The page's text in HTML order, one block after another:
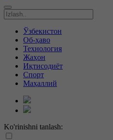
Ўзбекистон
Об-ҳаво
Технология
Жаҳон
Иқтисодиёт
Спорт
Маҳаллий
Ko'rinishni tanlash: